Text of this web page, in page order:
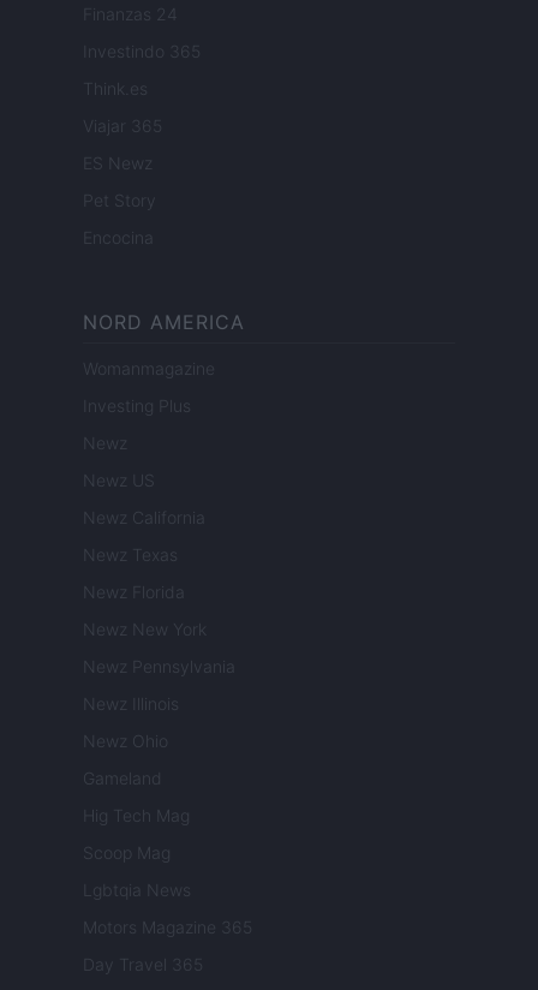
Finanzas 24
Investindo 365
Think.es
Viajar 365
ES Newz
Pet Story
Encocina
NORD AMERICA
Womanmagazine
Investing Plus
Newz
Newz US
Newz California
Newz Texas
Newz Florida
Newz New York
Newz Pennsylvania
Newz Illinois
Newz Ohio
Gameland
Hig Tech Mag
Scoop Mag
Lgbtqia News
Motors Magazine 365
Day Travel 365